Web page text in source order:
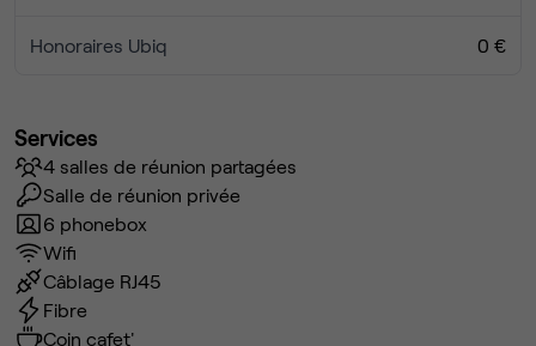
Honoraires Ubiq 0 €
Services
4 salles de réunion partagées
Salle de réunion privée
6 phonebox
Wifi
Câblage RJ45
Fibre
Coin cafet'